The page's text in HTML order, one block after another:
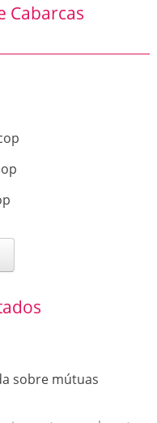
Cabarcas
sobre mútuas